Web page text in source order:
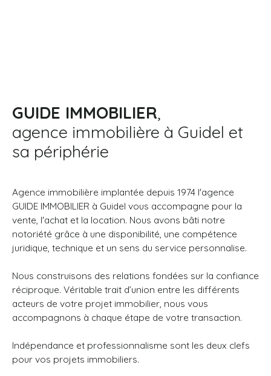
GUIDE IMMOBILIER,
agence immobilière à Guidel et
sa périphérie
Agence immobilière implantée depuis 1974 l'agence
GUIDE IMMOBILIER à Guidel vous accompagne pour la
vente, l'achat et la location. Nous avons bâti notre
notoriété grâce à une disponibilité, une compétence
juridique, technique et un sens du service personnalise.
Nous construisons des relations fondées sur la confiance
réciproque. Véritable trait d’union entre les différents
acteurs de votre projet immobilier, nous vous
accompagnons à chaque étape de votre transaction.
Indépendance et professionnalisme sont les deux clefs
pour vos projets immobiliers.